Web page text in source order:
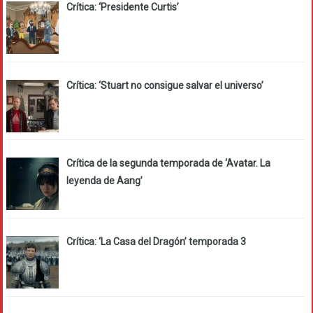
Crítica: ‘Presidente Curtis’
Crítica: ‘Stuart no consigue salvar el universo’
Crítica de la segunda temporada de ‘Avatar. La
leyenda de Aang’
Crítica: ‘La Casa del Dragón’ temporada 3